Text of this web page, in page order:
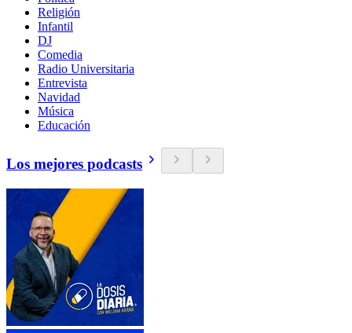
Religión
Infantil
DJ
Comedia
Radio Universitaria
Entrevista
Navidad
Música
Educación
Los mejores podcasts